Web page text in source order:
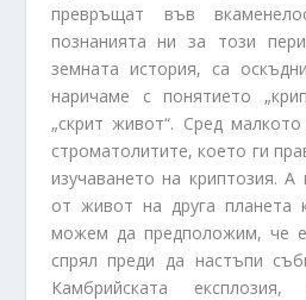
превръщат във
познанията ни за този
земната история, са
наричаме с понятието
„скрит живот“. Сред
строматолитите, което ги
изучаването на криптозия.
от живот на друга планета
можем да предположим, че
спрял преди да настъпи
Камбрийската